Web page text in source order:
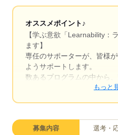
オススメポイント♪
【学ぶ意欲「Learnability：
ます】
専任のサポーターが、皆様
ようサポートします。
数あるプログラムの中から
グや研修を提供します。
での営業経験者歓迎！法人
をお任せします！
もっと
募集内容 選考・